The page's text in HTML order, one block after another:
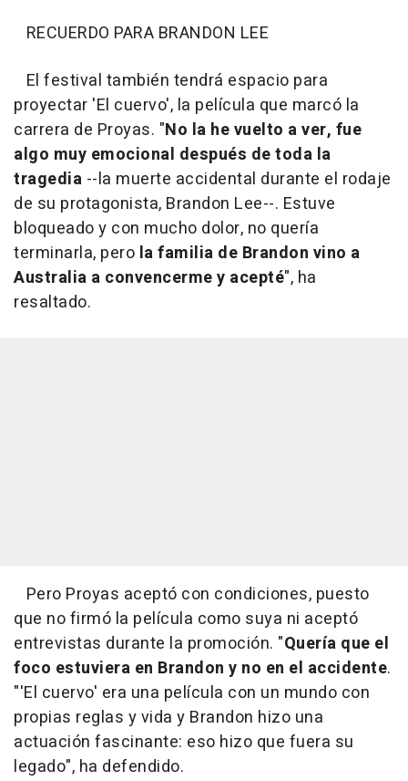
RECUERDO PARA BRANDON LEE
El festival también tendrá espacio para
proyectar 'El cuervo', la película que marcó la
carrera de Proyas. "No la he vuelto a ver, fue
algo muy emocional después de toda la
tragedia --la muerte accidental durante el rodaje
de su protagonista, Brandon Lee--. Estuve
bloqueado y con mucho dolor, no quería
terminarla, pero la familia de Brandon vino a
Australia a convencerme y acepté", ha
resaltado.
Pero Proyas aceptó con condiciones, puesto
que no firmó la película como suya ni aceptó
entrevistas durante la promoción. "Quería que el
foco estuviera en Brandon y no en el accidente.
"'El cuervo' era una película con un mundo con
propias reglas y vida y Brandon hizo una
actuación fascinante: eso hizo que fuera su
legado", ha defendido.